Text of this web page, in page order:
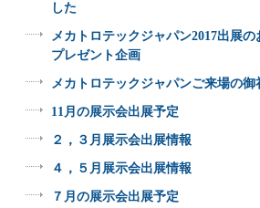
した
メカトロテックジャパン2017出展
プレゼント企画
メカトロテックジャパンご来場の御
11月の展示会出展予定
２，３月展示会出展情報
４，５月展示会出展情報
７月の展示会出展予定